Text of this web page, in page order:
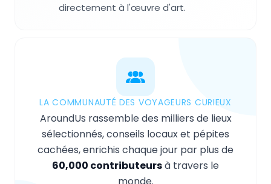
directement à l'œuvre d'art.
LA COMMUNAUTÉ DES VOYAGEURS CURIEUX
AroundUs rassemble des milliers de lieux
sélectionnés, conseils locaux et pépites
cachées, enrichis chaque jour par plus de
60,000 contributeursà travers le
monde.